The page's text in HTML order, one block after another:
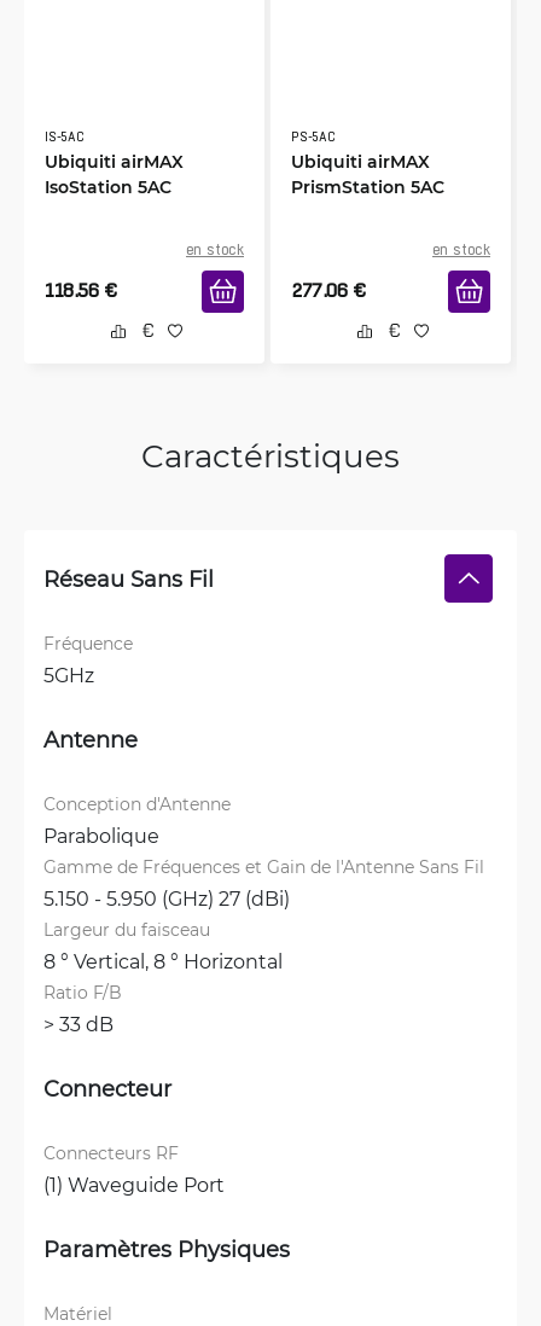
IS-5AC
Ubiquiti airMAX
IsoStation 5AC
en stock
118.56 €
PS-5AC
Ubiquiti airMAX
PrismStation 5AC
en stock
277.06 €
Caractéristiques
Réseau Sans Fil
Fréquence
5GHz
Antenne
Conception d'Antenne
Parabolique
Gamme de Fréquences et Gain de l'Antenne Sans Fil
5.150 - 5.950 (GHz) 27 (dBi)
Largeur du faisceau
8 ° Vertical, 8 ° Horizontal
Ratio F/B
> 33 dB
Connecteur
Connecteurs RF
(1) Waveguide Port
Paramètres Physiques
Matériel